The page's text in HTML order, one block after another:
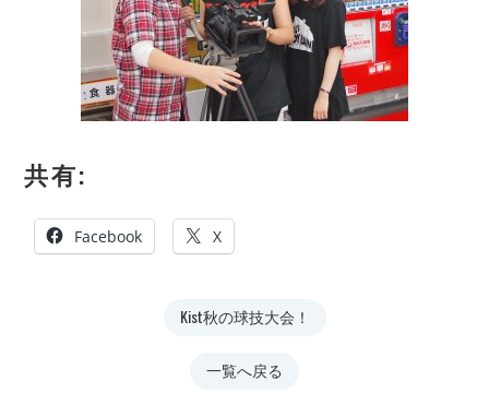
共有:
Facebook X
Kist秋の球技大会！
一覧へ戻る